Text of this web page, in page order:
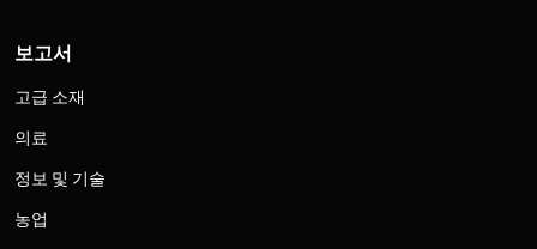
보고서
고급 소재
의료
정보 및 기술
농업